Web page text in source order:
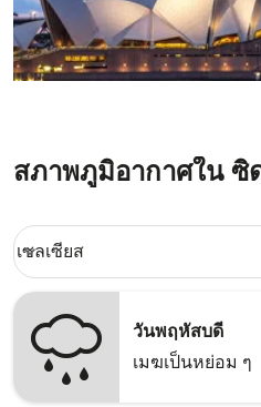
สภาพภูมิอากาศใน ซิ
Weather unit option เซลเซียส
เซลเซียส
keyboard_arrow_down
วันพฤหัสบดี
เมฆเป็นหย่อม ๆ